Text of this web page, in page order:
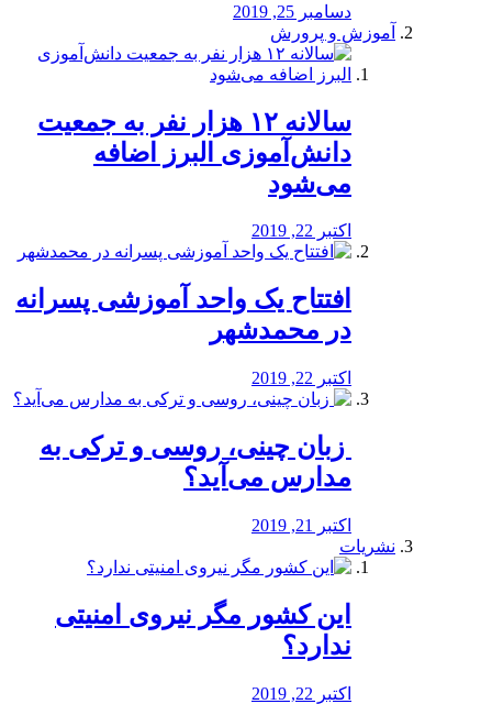
دسامبر 25, 2019
آموزش و پرورش
️سالانه ۱۲ هزار نفر به جمعیت
دانش‌آموزی البرز اضافه
می‌شود
اکتبر 22, 2019
افتتاح یک واحد آموزشی پسرانه
در محمدشهر
اکتبر 22, 2019
️ زبان چینی، روسی و ترکی به
مدارس می‌آید؟
اکتبر 21, 2019
نشریات
این کشور مگر نیروی امنیتی
ندارد؟
اکتبر 22, 2019